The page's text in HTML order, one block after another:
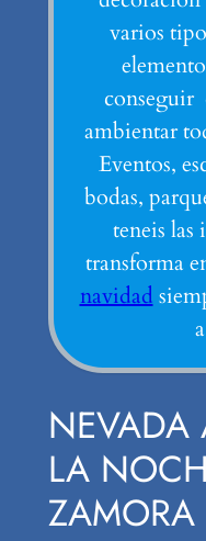
varios
conseguir
ambientar
Eventos,
bodas,
teneis las
transforma
navidad
NEVADA
LA
ZAMORA